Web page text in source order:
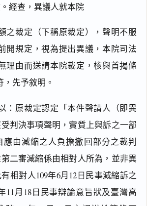
經查，異議人就本院
之裁定（下稱原裁定），聲明不服
開規定，視為提出異議，本院司法
理由而送請本院裁定，核與首揭條
先予敘明。
：原裁定認定「本件聲請人（即異
判決事項聲明，實質上與訴之一部
應由減縮之人負擔撤回部分之裁判
二審減縮係由相對人所為，並非異
相對人109年6月12日民事減縮訴之
11月18日民事辯論意旨狀及臺灣高